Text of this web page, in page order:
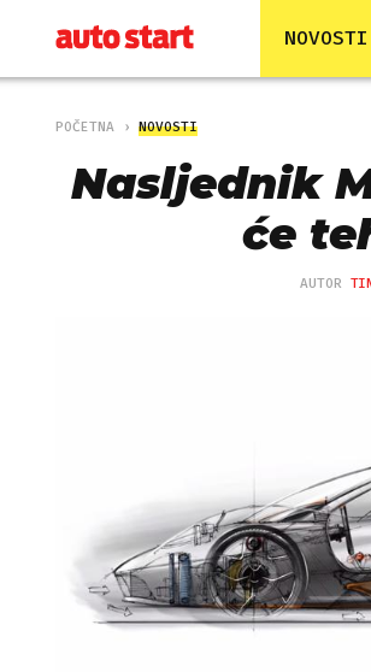
NOVOSTI
POČETNA NOVOSTI
Nasljednik
će
AUTOR